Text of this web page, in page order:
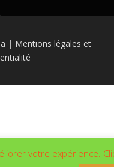
| Mentions légales et
votre expérience.